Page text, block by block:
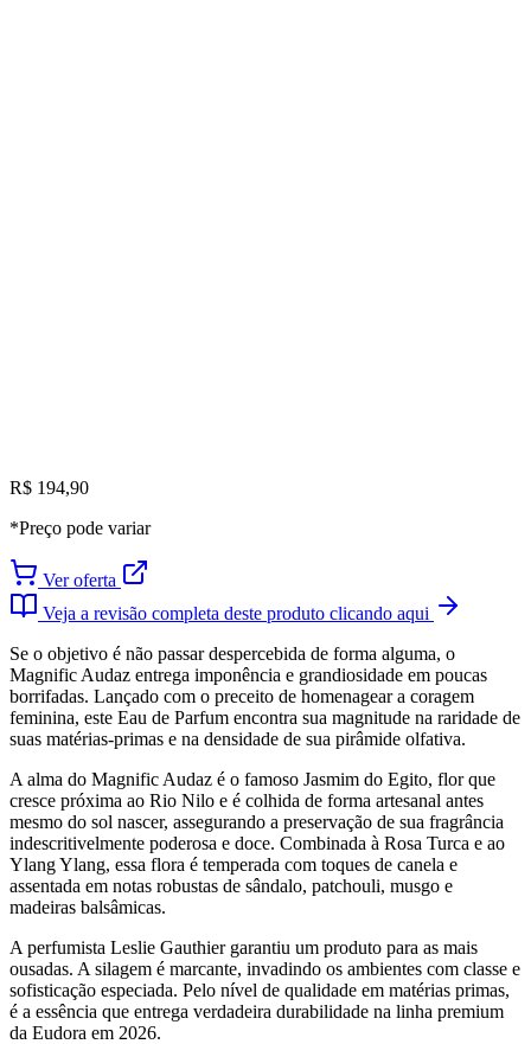
R$ 194,90
*Preço pode variar
Ver oferta
Veja a revisão completa deste produto clicando aqui
Se o objetivo é não passar despercebida de forma alguma, o
Magnific Audaz entrega imponência e grandiosidade em poucas
borrifadas. Lançado com o preceito de homenagear a coragem
feminina, este Eau de Parfum encontra sua magnitude na raridade de
suas matérias-primas e na densidade de sua pirâmide olfativa.
A alma do Magnific Audaz é o famoso Jasmim do Egito, flor que
cresce próxima ao Rio Nilo e é colhida de forma artesanal antes
mesmo do sol nascer, assegurando a preservação de sua fragrância
indescritivelmente poderosa e doce. Combinada à Rosa Turca e ao
Ylang Ylang, essa flora é temperada com toques de canela e
assentada em notas robustas de sândalo, patchouli, musgo e
madeiras balsâmicas.
A perfumista Leslie Gauthier garantiu um produto para as mais
ousadas. A silagem é marcante, invadindo os ambientes com classe e
sofisticação especiada. Pelo nível de qualidade em matérias primas,
é a essência que entrega verdadeira durabilidade na linha premium
da Eudora em 2026.